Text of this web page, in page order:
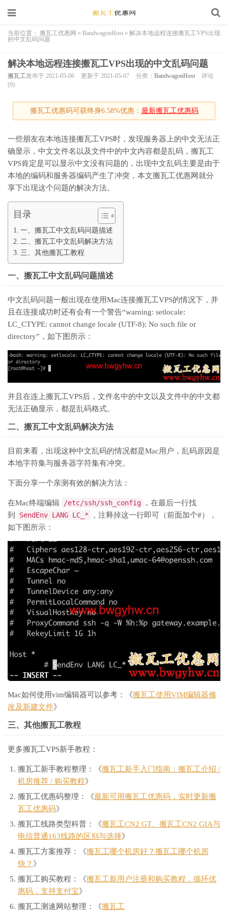
当前位置： 搬瓦工优惠网 » BandwagonHost » 解决本地远程连接搬瓦工VPS出现
的中文乱码问题
解决本地远程连接搬瓦工VPS出现的中文乱码问题
搬瓦工发布于 2021-05-06 更新于 2021-05-07 分类： BandwagonHost
评论
(0)
搬瓦工优惠码可获终身6.58%优惠： 最新搬瓦工优惠码
一些朋友在本地连接搬瓦工VPS时，发现服务器上的中文无法正
确显示，中文文件名以及文件中的中文内容都是乱码，搬瓦工
VPS肯定是可以显示中文没有问题的，出现中文乱码主要是由于
本地的编码和服务器编码产生了冲突，本文搬瓦工优惠网就分
享下出现这个问题的解决方法。
目录
一、搬瓦工中文乱码问题描述
二、搬瓦工中文乱码解决方法
三、其他搬瓦工教程
一、搬瓦工中文乱码问题描述
中文乱码问题一般出现在使用Mac连接搬瓦工VPS的情况下，并
且在连接成功时还有会有一个警告“warning: setlocale:
LC_CTYPE: cannot change locale (UTF-8): No such file or
directory”，如下图所示：
并且在连上搬瓦工VPS后，文件名中的中文以及文件中的中文都
无法正确显示，都是乱码格式。
二、搬瓦工中文乱码解决方法
目前来看，出现这种中文乱码的情况都是Mac用户，乱码原因是
本地字符集与服务器字符集有冲突。
下面分享一个亲测有效的解决方法：
在Mac终端编辑 /etc/ssh/ssh_config
，在最后一行找
到
SendEnv LANG LC_*
，注释掉这一行即可（前面加个#），
如下图所示：
Mac如何使用vim编辑器可以参考：《搬瓦工使用VIM编辑器修
改及新建文件》
三、其他搬瓦工教程
更多搬瓦工VPS新手教程：
搬瓦工新手教程整理：《搬瓦工新手入门指南：搬瓦工介绍 /
机房推荐 / 购买教程》
搬瓦工优惠码整理：《最新可用搬瓦工优惠码，实时更新搬
瓦工优惠码》
搬瓦工线路类型科普：《搬瓦工CN2 GT、搬瓦工CN2 GIA与
电信普通163线路的区别与选择》
搬瓦工方案推荐：《搬瓦工哪个机房好？搬瓦工哪个机房
快？ 》
搬瓦工购买教程：《搬瓦工新用户注册和购买教程，循环优
惠码，支持支付宝》
搬瓦工测速网站整理：《搬瓦工